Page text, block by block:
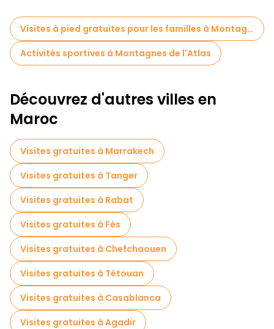
Visites à pied gratuites pour les familles à Montagnes de l'Atlas
Activités sportives à Montagnes de l'Atlas
Découvrez d'autres villes en
Maroc
Visites gratuites à Marrakech
Visites gratuites à Tanger
Visites gratuites à Rabat
Visites gratuites à Fès
Visites gratuites à Chefchaouen
Visites gratuites à Tétouan
Visites gratuites à Casablanca
Visites gratuites à Agadir